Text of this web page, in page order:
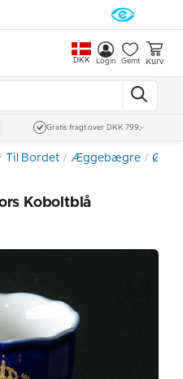
DKK Login Gemt Kurv
Gratis fragt over DKK 799,-
Til Bordet Æggebægre
Koboltblå